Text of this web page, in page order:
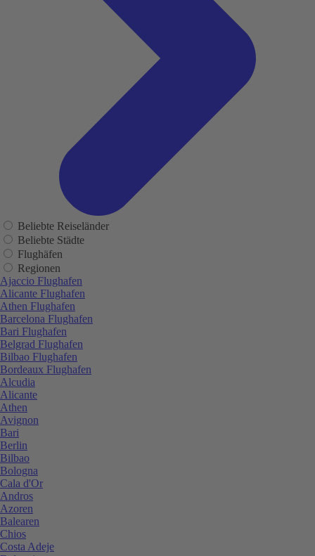
Beliebte Reiseländer
Beliebte Städte
Flughäfen
Regionen
Ajaccio Flughafen
Alicante Flughafen
Athen Flughafen
Barcelona Flughafen
Bari Flughafen
Belgrad Flughafen
Bilbao Flughafen
Bordeaux Flughafen
Alcudia
Alicante
Athen
Avignon
Bari
Berlin
Bilbao
Bologna
Cala d'Or
Andros
Azoren
Balearen
Chios
Costa Adeje